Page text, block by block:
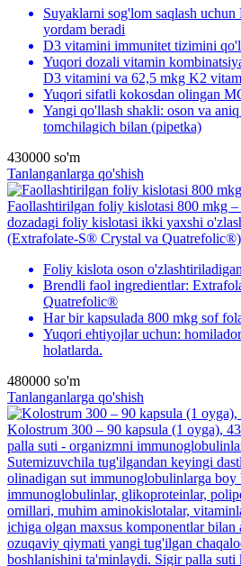
Suyaklarni sog'lom saqlash
yordam beradi
D3 vitamini immunitet tizimini
Yuqori dozali vitamin
D3 vitamini va 62,5 mkg K2
Yuqori sifatli kokosdan olingan
Yangi qo'llash shakli: oson va
tomchilagich bilan (pipetka)
430000 so'm
Tanlanganlarga qo'shish
Faollashtirilgan foliy kislotasi 800 mkg –
dozadagi foliy kislotasi ikki yaxshi
(Extrafolate-S® Crystal va
Foliy kislota oson
Brendli faol ingredientlar:
Quatrefolic®
Har bir kapsulada 800 mkg sof
Yuqori ehtiyojlar uchun:
holatlarda.
480000 so'm
Tanlanganlarga qo'shish
Kolostrum 300 – 90 kapsula (1 oyga),
palla suti - organizmni
Sutemizuvchila tug'ilgandan keyingi
olinadigan sut immunoglobulinlarga
immunoglobulinlar, glikoproteinlar,
omillari, muhim aminokislotalar,
ichiga olgan maxsus komponentlar
ozuqaviy qiymati yangi tug'ilgan
boshlanishini ta'minlaydi. Sigir palla